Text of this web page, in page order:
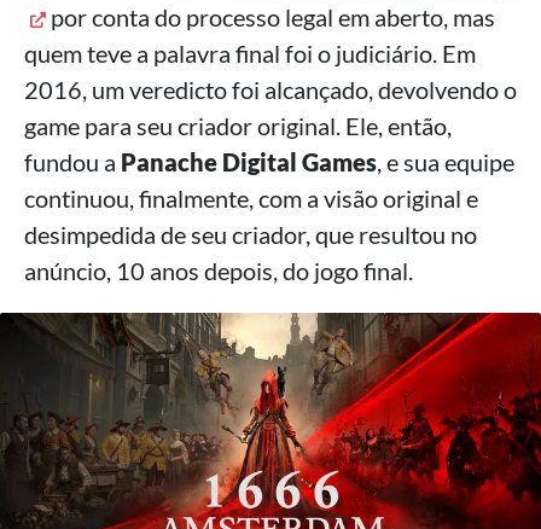
por conta do processo legal em aberto, mas
quem teve a palavra final foi o judiciário. Em
2016, um veredicto foi alcançado, devolvendo o
game para seu criador original. Ele, então,
fundou a Panache Digital Games , e sua equipe
continuou, finalmente, com a visão original e
desimpedida de seu criador, que resultou no
anúncio, 10 anos depois, do jogo final.